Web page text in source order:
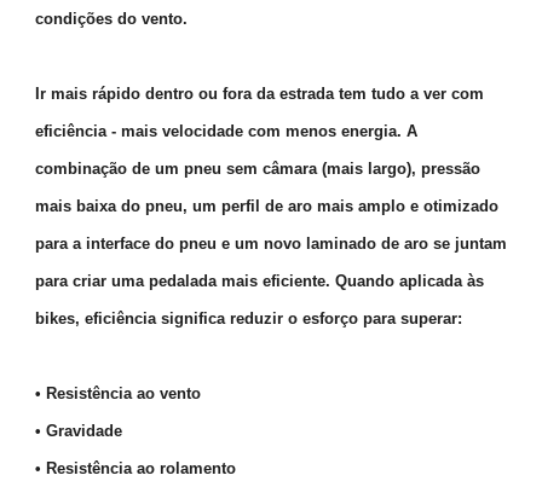
condições do vento.
Ir mais rápido dentro ou fora da estrada tem tudo a ver com
eficiência - mais velocidade com menos energia. A
combinação de um pneu sem câmara (mais largo), pressão
mais baixa do pneu, um perfil de aro mais amplo e otimizado
para a interface do pneu e um novo laminado de aro se juntam
para criar uma pedalada mais eficiente. Quando aplicada às
bikes, eficiência significa reduzir o esforço para superar:
• Resistência ao vento
• Gravidade
• Resistência ao rolamento